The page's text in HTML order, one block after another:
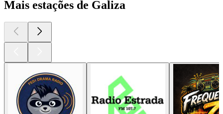
Mais estações de Galiza